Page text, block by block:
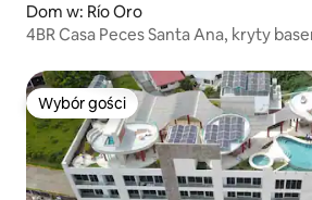
Dom w: Río Oro
4BR Casa Peces Santa Ana, kryty
Wybór gości
Wybór gości